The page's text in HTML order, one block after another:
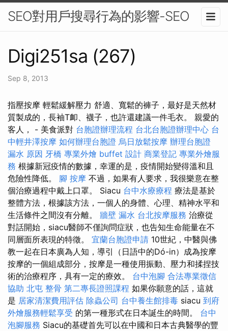
SEO對用戶搜尋行為的影響-SEO
Digi251sa (267)
Sep 8, 2013
指壓按摩 輕鬆緩解壓力 舒適、寬鬆的褲子，最好是天然材
質製成的，長袖T卹、襪子，也許還建議一件毛衣。 親愛的
客人， - 美食派對 台胞證辦理流程 台北台胞證辦理中心 台
中輕井澤按摩 如何辦理台胞證 烏日放鬆按摩 辦理台胞證
漏水 原因 牙橋 專業外燴 buffet 設計 商業登記 專業外燴服
務 根據新冠疫情的數據，幸運的是，疫情開始變得溫和且
危險性降低。 腳 按摩 不過，如果有人要求，我很樂意在整
個治療過程中戴上口罩。 Siacu 台中水療療程 療法是基於
整體方法，根據該方法，一個人的身體、心理、精神水平和
生活條件之間沒有分離。 牆壁 漏水 台北按摩服務 治療從
對話開始，siacu醫師不僅詢問症狀，也告知生命能量在不
同層面所表現的特徵。 宜蘭台胞證申請 10世紀，中醫與佛
教一起在日本廣為人知，導引（日語中的Dó-in）成為按摩
按摩的一個組成部分，按摩是一種使用振動、壓力和揉捏技
術的治療程序，具有一定的療效。 台中泡腳 合法專業徵信
協助 北屯 整骨 第二專長證照課程 如果你願意的話，這就
是 居家清潔費用評估 除蟲公司 台中養生館排毒 siacu 到府
外燴服務輕鬆享受 的第一種形式在日本誕生的時間。 台中
泡腳服務 Siacu的基礎首先可以在中國和日本古典醫學的豐